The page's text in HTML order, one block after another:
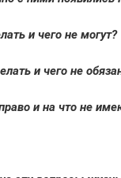
и чего не могут?
и чего не
и на что не